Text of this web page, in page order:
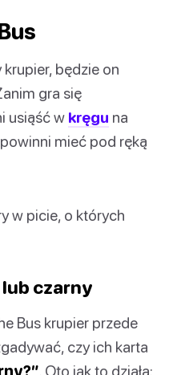
będzie on
gra się
usiąść w kręgu na
powinni mieć pod ręką
w picie, o których
lub czarny
Bus krupier przede
czy ich karta
. Oto jak to działa: